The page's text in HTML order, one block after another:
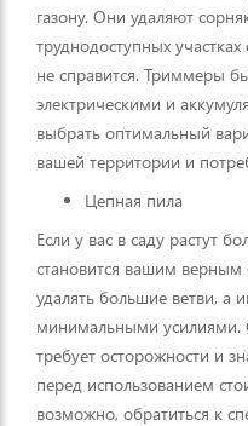
газону. Они удаляют
труднодоступных
не справится. Триммеры
электрическими и
выбрать оптимальный
вашей территории и
Цепная пила
Если у вас в саду растут
становится вашим
удалять большие ветви, а
минимальными усилиями.
требует осторожности и
перед использованием
возможно, обратиться к